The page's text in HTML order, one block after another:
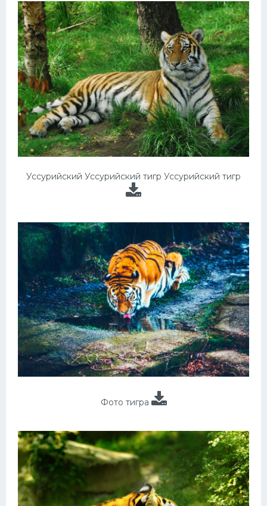
Уссурийский Уссурийский тигр Уссурийский тигр
Фото тигра